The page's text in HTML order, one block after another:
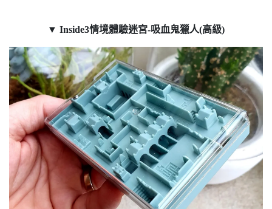
▼ Inside3情境體驗迷宮-吸血鬼獵人(高級)